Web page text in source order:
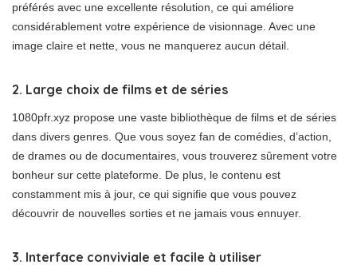
préférés avec une excellente résolution, ce qui améliore
considérablement votre expérience de visionnage. Avec une
image claire et nette, vous ne manquerez aucun détail.
2. Large choix de films et de séries
1080pfr.xyz propose une vaste bibliothèque de films et de séries
dans divers genres. Que vous soyez fan de comédies, d’action,
de drames ou de documentaires, vous trouverez sûrement votre
bonheur sur cette plateforme. De plus, le contenu est
constamment mis à jour, ce qui signifie que vous pouvez
découvrir de nouvelles sorties et ne jamais vous ennuyer.
3. Interface conviviale et facile à utiliser